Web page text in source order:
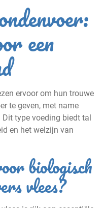
een
ervoor om hun trouwe
te geven, met name
type voeding biedt tal
en het welzijn van
biologisch
vlees?